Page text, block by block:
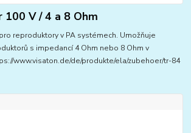
V / 4 a 8 Ohm
reproduktory v PA systémech. Umožňuje
s impedancí 4 Ohm nebo 8 Ohm v
www.visaton.de/de/produkte/ela/zubehoer/tr-84